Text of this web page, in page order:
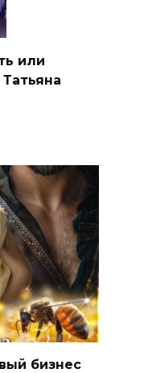
или
бизнес